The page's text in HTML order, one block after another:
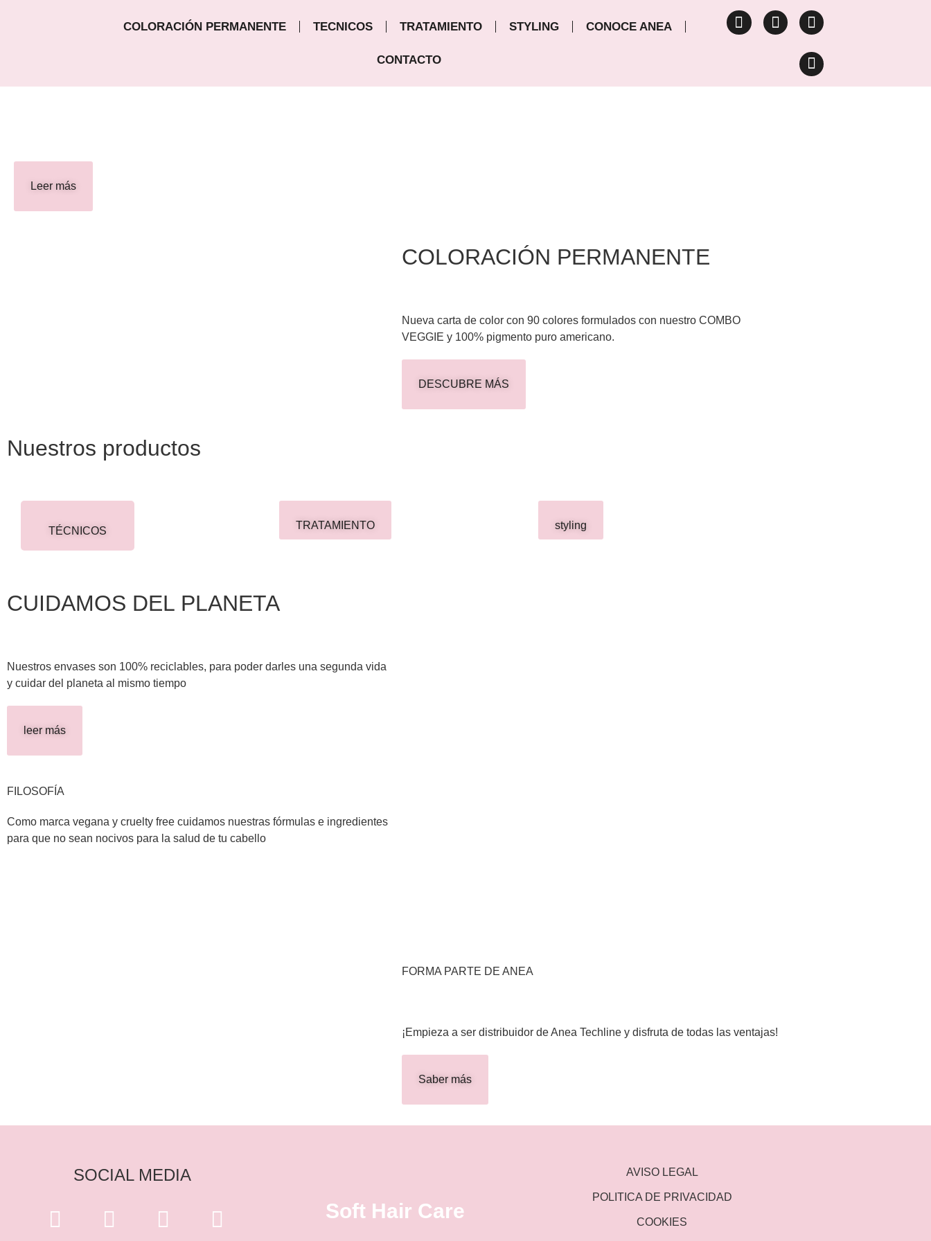
COLORACIÓN PERMANENTE TECNICOS TRATAMIENTO STYLING CONOCE ANEA
CONTACTO
Leer más
COLORACIÓN PERMANENTE
Nueva carta de color con 90 colores formulados con nuestro COMBO
VEGGIE y 100% pigmento puro americano.
DESCUBRE MÁS
Nuestros productos
TÉCNICOS TRATAMIENTO styling
CUIDAMOS DEL PLANETA
Nuestros envases son 100% reciclables, para poder darles una segunda vida
y cuidar del planeta al mismo tiempo
leer más
FILOSOFÍA
Como marca vegana y cruelty free cuidamos nuestras fórmulas e ingredientes
para que no sean nocivos para la salud de tu cabello
FORMA PARTE DE ANEA
¡Empieza a ser distribuidor de Anea Techline y disfruta de todas las ventajas!
Saber más
SOCIAL MEDIA
Soft Hair Care
AVISO LEGAL
POLITICA DE PRIVACIDAD
COOKIES